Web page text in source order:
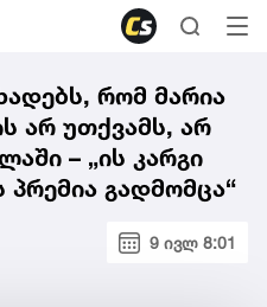
რომ მარია
არ უთქვამს, არ
– „ის კარგი
გადმომცა“
9 ივლ 8:01